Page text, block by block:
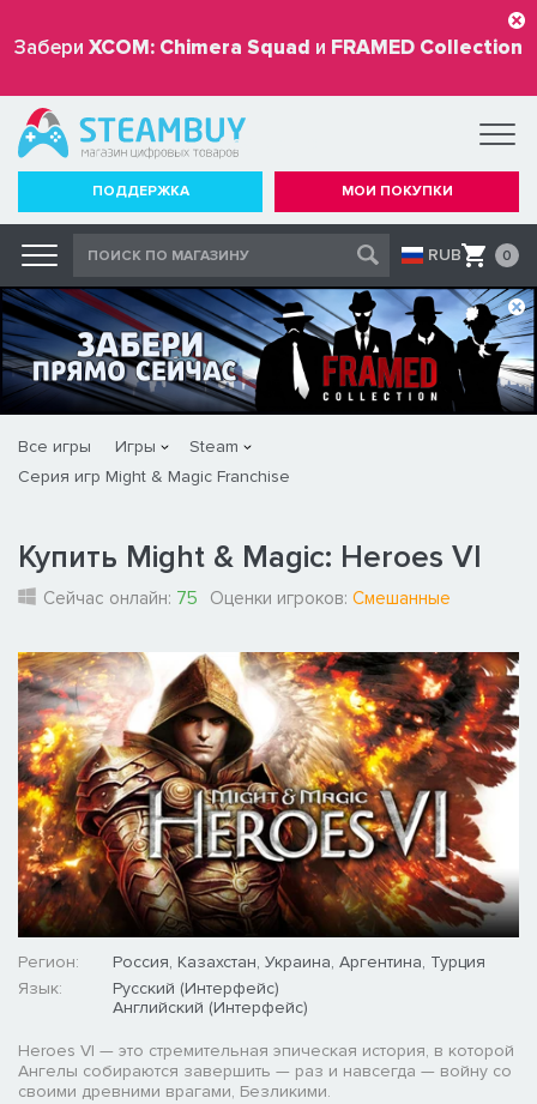
Забери XCOM: Chimera Squad и FRAMED Collection
бесплатно
ПОДДЕРЖКА МОИ ПОКУПКИ
RUB 0
Все игры Игры
Steam
Серия игр Might & Magic Franchise
Купить Might & Magic: Heroes VI
Сейчас онлайн: 75 Оценки игроков: Смешанные
Регион:
Россия, Казахстан, Украина, Аргентина, Турция
Язык:
Русский (Интерфейс)
Английский (Интерфейс)
Heroes VI — это стремительная эпическая история, в которой
Ангелы собираются завершить — раз и навсегда — войну со
своими древними врагами, Безликими.